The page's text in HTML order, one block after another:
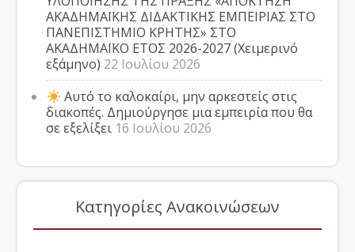
ΑΚΑΔΗΜΑΪΚΗΣ ΔΙΔΑΚΤΙΚΗΣ ΕΜΠΕΙΡΙΑΣ ΣΤΟ
ΠΑΝΕΠΙΣΤΗΜΙΟ ΚΡΗΤΗΣ» ΣΤΟ
ΑΚΑΔΗΜΑΪΚΟ ΕΤΟΣ 2026-2027 (Χειμερινό
εξάμηνο) 22 Ιουλίου 2026
Αυτό το καλοκαίρι, μην αρκεστείς στις
διακοπές. Δημιούργησε μια εμπειρία που θα
σε εξελίξει 16 Ιουλίου 2026
Κατηγορίες Ανακοινώσεων